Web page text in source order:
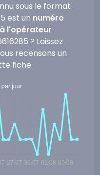
sous le format
est un numéro
l'opérateur
? Laissez
recensons un
fiche.